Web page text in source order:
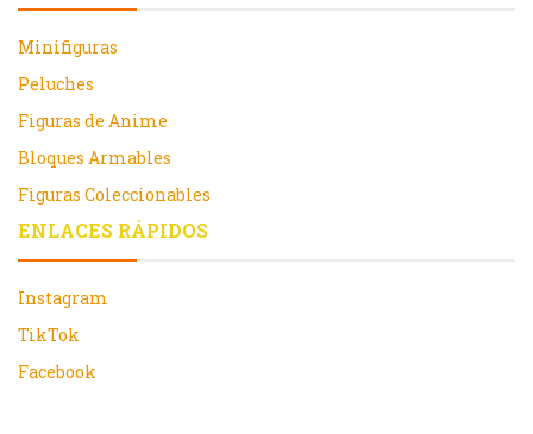
Minifiguras
Peluches
Figuras de Anime
Bloques Armables
Figuras Coleccionables
ENLACES RÁPIDOS
Instagram
TikTok
Facebook